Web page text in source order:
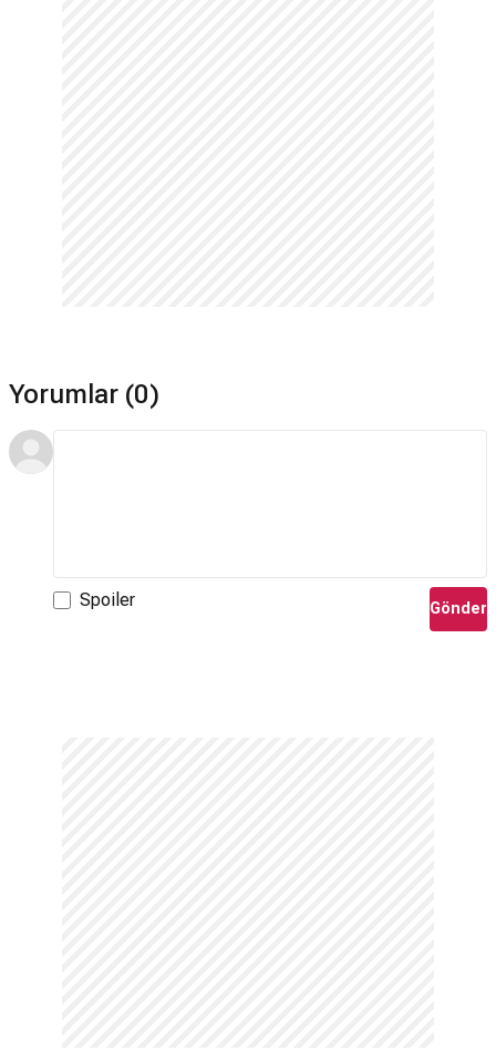
Yorumlar (0)
Spoiler Gönder